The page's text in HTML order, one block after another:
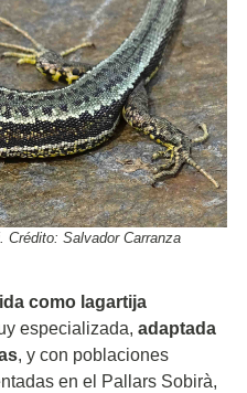
Crédito: Salvador Carranza
como lagartija
especializada, adaptada
, y con poblaciones
en el Pallars Sobirà,